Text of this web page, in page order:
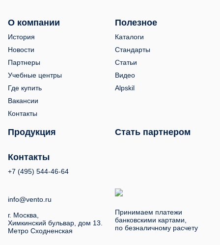
О компании
История
Новости
Партнеры
Учебные центры
Где купить
Вакансии
Контакты
Полезное
Каталоги
Стандарты
Статьи
Видео
Alpskil
Продукция Стать партнером
Контакты
+7 (495) 544-46-64
info@vento.ru
г. Москва,
Химкинский бульвар, дом 13.
Метро Сходненская
Принимаем платежи
банковскими картами,
по безналичному расчету